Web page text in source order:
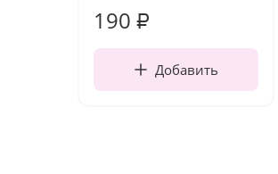
190 ₽
Добавить